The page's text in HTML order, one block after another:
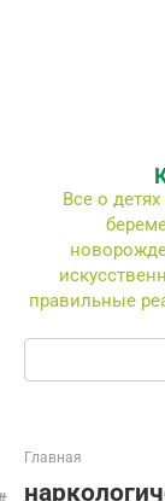
Все о
правильные
Поиск:
Главная